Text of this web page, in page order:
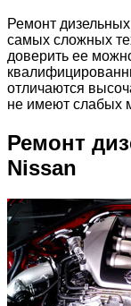
Ремонт
самых сложных
доверить ее
отличаются
не имеют слабых
Ремонт
Nissan